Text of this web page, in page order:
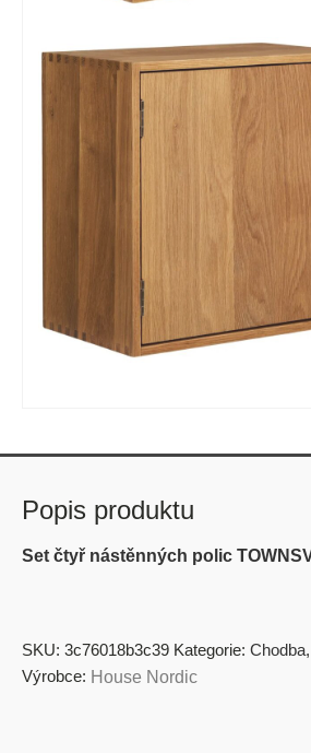
Popis produktu
Set čtyř nástěnných polic
SKU: 3c76018b3c39 Kategorie: Chodba,
Výrobce: House Nordic